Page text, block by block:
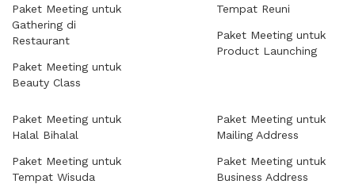
Paket Meeting untuk
Gathering di
Restaurant
Paket Meeting untuk
Beauty Class
Tempat Reuni
Paket Meeting untuk
Product Launching
Paket Meeting untuk
Halal Bihalal
Paket Meeting untuk
Tempat Wisuda
Paket Meeting untuk
Mailing Address
Paket Meeting untuk
Business Address